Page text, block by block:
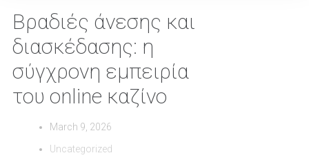
Βραδιές άνεσης και
διασκέδασης: η
σύγχρονη εμπειρία
του online καζίνο
March 9, 2026
Uncategorized